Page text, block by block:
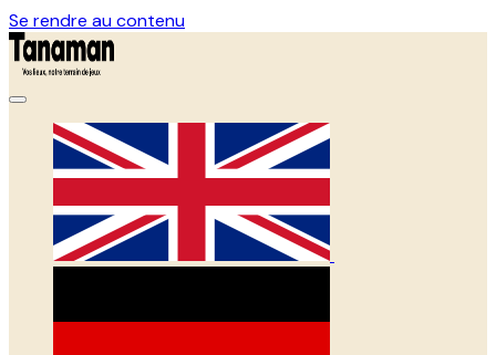
Se rendre au contenu